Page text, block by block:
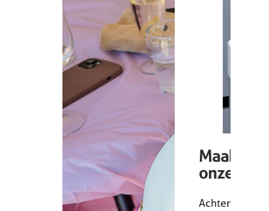
Maak
onze
Achter iedere